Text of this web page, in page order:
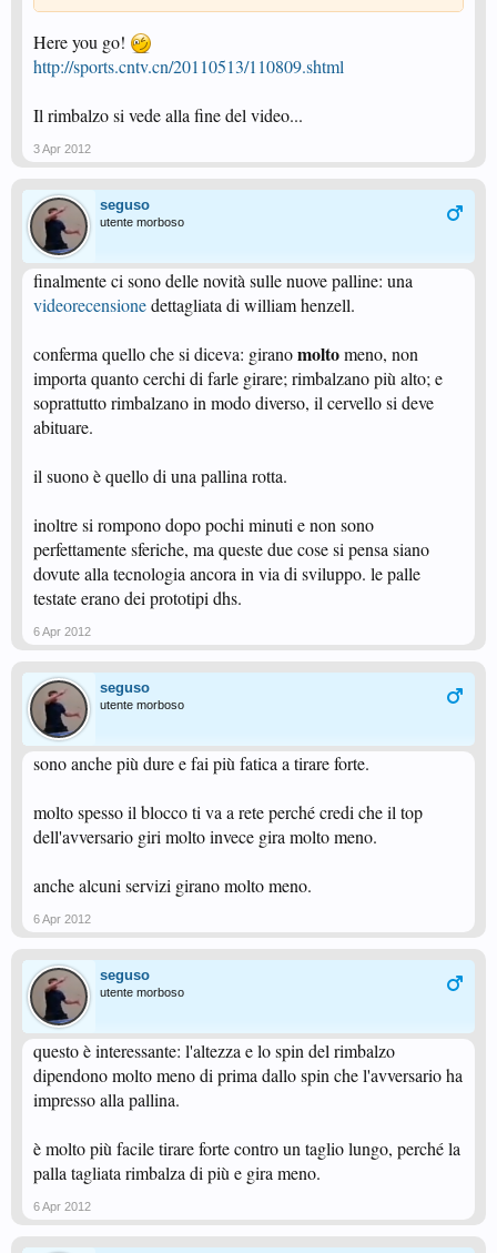
Here you go!
http://sports.cntv.cn/20110513/110809.shtml
Il rimbalzo si vede alla fine del video...
3 Apr 2012
seguso
utente morboso
finalmente ci sono delle novità sulle nuove palline: una
videorecensionedettagliata di william henzell.
conferma quello che si diceva: giranomoltomeno, non
importa quanto cerchi di farle girare; rimbalzano più alto; e
soprattutto rimbalzano in modo diverso, il cervello si deve
abituare.
il suono è quello di una pallina rotta.
inoltre si rompono dopo pochi minuti e non sono
perfettamente sferiche, ma queste due cose si pensa siano
dovute alla tecnologia ancora in via di sviluppo. le palle
testate erano dei prototipi dhs.
6 Apr 2012
seguso
utente morboso
sono anche più dure e fai più fatica a tirare forte.
molto spesso il blocco ti va a rete perché credi che il top
dell'avversario giri molto invece gira molto meno.
anche alcuni servizi girano molto meno.
6 Apr 2012
seguso
utente morboso
questo è interessante: l'altezza e lo spin del rimbalzo
dipendono molto meno di prima dallo spin che l'avversario ha
impresso alla pallina.
è molto più facile tirare forte contro un taglio lungo, perché la
palla tagliata rimbalza di più e gira meno.
6 Apr 2012